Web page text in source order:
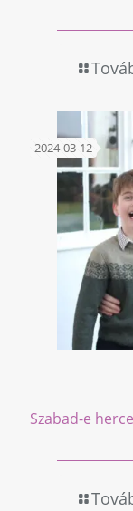
2024-03-12
Szabad-e